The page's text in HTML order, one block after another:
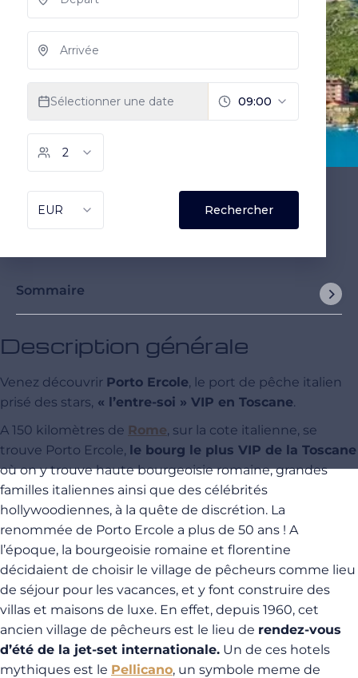
Sommaire
Description générale
Venez découvrir Porto Ercole, le port de pêche italien
prisé des stars, « l’entre-soi » VIP en Toscane.
A 150 kilomètres de Rome, sur la cote italienne, se
trouve Porto Ercole, le bourg le plus VIP de la Toscane
où on y trouve haute bourgeoisie romaine, grandes
familles italiennes ainsi que des célébrités
hollywoodiennes, à la quête de discrétion. La
renommée de Porto Ercole a plus de 50 ans ! A
l’époque, la bourgeoisie romaine et florentine
décidaient de choisir le village de pêcheurs comme lieu
de séjour pour les vacances, et y font construire des
villas et maisons de luxe. En effet, depuis 1960, cet
ancien village de pêcheurs est le lieu de rendez-vous
d’été de la jet-set internationale. Un de ces hotels
mythiques est le Pellicano, un symbole meme de